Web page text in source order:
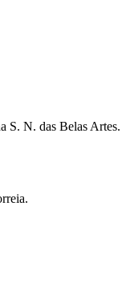
S. N. das Belas Artes.